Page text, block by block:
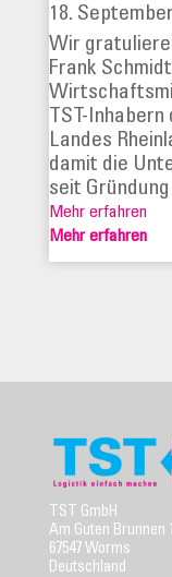
18.
Wir
Frank
TST-
Landes
damit die
seit Gründung
Mehr erfahren
Mehr erfahren
TST GmbH
Am Guten Brunnen 1
67547 Worms
Deutschland